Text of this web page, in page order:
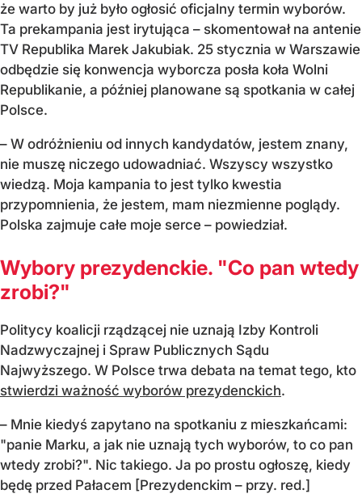
że warto by już było ogłosić oficjalny termin wyborów.
Ta prekampania jest irytująca – skomentował na antenie
TV Republika Marek Jakubiak. 25 stycznia w Warszawie
odbędzie się konwencja wyborcza posła koła Wolni
Republikanie, a później planowane są spotkania w całej
Polsce.
– W odróżnieniu od innych kandydatów, jestem znany,
nie muszę niczego udowadniać. Wszyscy wszystko
wiedzą. Moja kampania to jest tylko kwestia
przypomnienia, że jestem, mam niezmienne poglądy.
Polska zajmuje całe moje serce – powiedział.
Wybory prezydenckie. "Co pan wtedy
zrobi?"
Politycy koalicji rządzącej nie uznają Izby Kontroli
Nadzwyczajnej i Spraw Publicznych Sądu
Najwyższego. W Polsce trwa debata na temat tego, kto
stwierdzi ważność wyborów prezydenckich.
– Mnie kiedyś zapytano na spotkaniu z mieszkańcami:
"panie Marku, a jak nie uznają tych wyborów, to co pan
wtedy zrobi?". Nic takiego. Ja po prostu ogłoszę, kiedy
będę przed Pałacem [Prezydenckim – przy. red.]